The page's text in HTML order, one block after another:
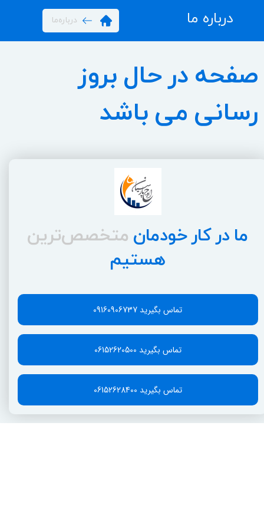
درباره ما درباره‌ما
صفحه در حال بروز
رسانی می باشد
ما در کار خودمان متخصص‌ترین
هستیم
تماس بگیرید 09160906737
تماس بگیرید 06152620500
تماس بگیرید 06152628400